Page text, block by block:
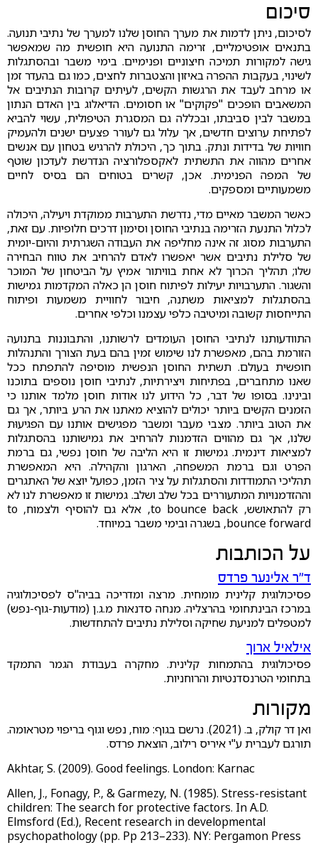
סיכום
לסיכום, ניתן לדמות את מערך החוסן שלנו למערך של נתיבי תנועה.
בתנאים אופטימליים, זרימה התנועה היא חופשית מה שמאפשר
גישה למקורות תמיכה חיצוניים ופנימיים. בימי משבר ובהסתגלות
לשינוי, בעקבות ההפרה באיזון והצטברות לחצים, כמו גם בהעדר זמן
או מרחב לעבד את הרגשות הקשים, לעיתים קרובות הנתיבים אל
המשאבים הופכים "פקוקים" או חסומים. הדיאלוג בין האדם הנתון
במשבר לבין סביבתו, ובכללה גם המסגרת הטיפולית, עשוי להביא
לפתיחת ערוצים חדשים, אך עלול גם לעורר פצעים ישנים ולהעמיק
חוויות של בדידות ונתק. בתוך כך, היכולת להרגיש בטחון עם אנשים
אחרים מהווה את התשתית לאקספלורציה הנדרשת לעדכון שוטף
של המפה הפנימית. אכן, קשרים בטוחים הם בסיס לחיים
משמעותיים ומספקים.
כאשר המשבר מאיים מדי, נדרשת התערבות ממוקדת ויעילה, היכולה
לכלול התנעת הזרימה בנתיבי החוסן וסימון דרכים חלופיות. עם זאת,
התערבות מסוג זה אינה מחליפה את העבודה השגרתית והיום-יומית
של סלילת נתיבים אשר יאפשרו לאדם להרחיב את טווח הבחירה
שלו; תהליך הכרוך לא אחת בוויתור אמיץ על הביטחון של המוכר
והשגור. התערבויות יעילות לפיתוח חוסן הן כאלה המקדמות גמישות
בהסתגלות למציאות משתנה, חיבור לחוויית משמעות ופיתוח
התייחסות קשובה ומיטיבה כלפי עצמנו וכלפי אחרים.
התוודעותנו לנתיבי החוסן העומדים לרשותנו, והתבוננות בתנועה
הזורמת בהם, מאפשרת לנו שימוש זמין בהם בעת הצורך והתנהלות
חופשית בעולם. תשתית החוסן הנפשית מוסיפה להתפתח ככל
שאנו מתחברים, בפתיחות ויצירתיות, לנתיבי חוסן נוספים בתוכנו
ובינינו. בסופו של דבר, כל הידוע לנו אודות חוסן מלמד אותנו כי
הזמנים הקשים ביותר יכולים להוציא מאתנו את הרע ביותר, אך גם
את הטוב ביותר. מצבי מעבר ומשבר מפגישים אותנו עם הפגיעוּת
שלנו, אך גם מהווים הזדמנות להרחיב את גמישותנו בהסתגלות
למציאות דינמית. גמישות זו היא הליבה של חוסן נפשי, גם ברמת
הפרט וגם ברמת המשפחה, הארגון והקהילה. היא המאפשרת
תהליכי התמודדות והסתגלות על ציר הזמן, כפועל יוצא של האתגרים
וההזדמנויות המתעוררים בכל שלב ושלב. גמישות זו מאפשרת לנו לא
רק להתאושש, to bounce back, אלא גם להוסיף ולצמוח, to
bounce forward, בשגרה ובימי משבר במיוחד.
על הכותבות
ד"ר אלינער פרדס
פסיכולוגית קלינית מומחית. מרצה ומדריכה בביה"ס לפסיכולוגיה
במרכז הבינתחומי בהרצליה. מנחה סדנאות מ.ג.ן (מודעות-גוף-נפש)
למטפלים למניעת שחיקה וסלילת נתיבים להתחדשות.
אילאיל ארוך
פסיכולוגית בהתמחות קלינית. מחקרה בעבודת הגמר התמקד
בתחומי הטרנסדנטיות והרוחניות.
מקורות
ואן דר קולק, ב. (2021). נרשם בגוף: מוח, נפש וגוף בריפוי מטראומה.
תורגם לעברית ע"י איריס רילוב, הוצאת פרדס.
Akhtar, S. (2009). Good feelings. London: Karnac
Allen, J., Fonagy, P., & Garmezy, N. (1985). Stress-resistant
children: The search for protective factors. In A.D.
Elmsford (Ed.), Recent research in developmental
psychopathology (pp. Pp 213–233). NY: Pergamon Press